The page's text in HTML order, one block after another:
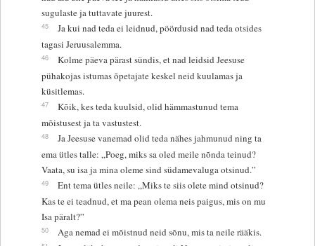
sugulaste ja tuttavate juurest.
45
Ja kui nad teda ei leidnud, pöördusid nad teda otsides
tagasi Jeruusalemma.
46
Kolme päeva pärast sündis, et nad leidsid Jeesuse
pühakojas istumas õpetajate keskel neid kuulamas ja
küsitlemas.
47
Kõik, kes teda kuulsid, olid hämmastunud tema
mõistusest ja ta vastustest.
48
Ja Jeesuse vanemad olid teda nähes jahmunud ning ta
ema ütles talle: „Poeg, miks sa oled meile nõnda teinud?
Vaata, su isa ja mina oleme sind südamevaluga otsinud.”
49
Ent tema ütles neile: „Miks te siis olete mind otsinud?
Kas te ei teadnud, et ma pean olema neis paigus, mis on mu
Isa päralt?”
50 Aga nemad ei mõistnud neid sõnu, mis ta neile rääkis.